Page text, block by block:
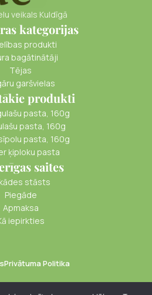
veikals Kuldīgā
kategorijas
produkti
bagātinātāji
Tējas
garšvielas
produkti
pasta, 160g
pasta, 160g
pasta, 160g
ķiploku pasta
saites
stāsts
Piegāde
Apmaksa
iepirkties
Privātuma Politika